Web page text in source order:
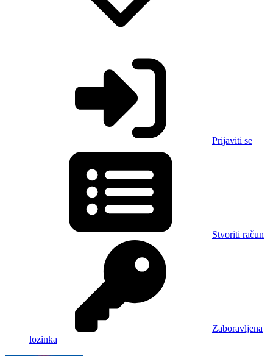
Prijaviti se
Stvoriti račun
Zaboravljena
lozinka